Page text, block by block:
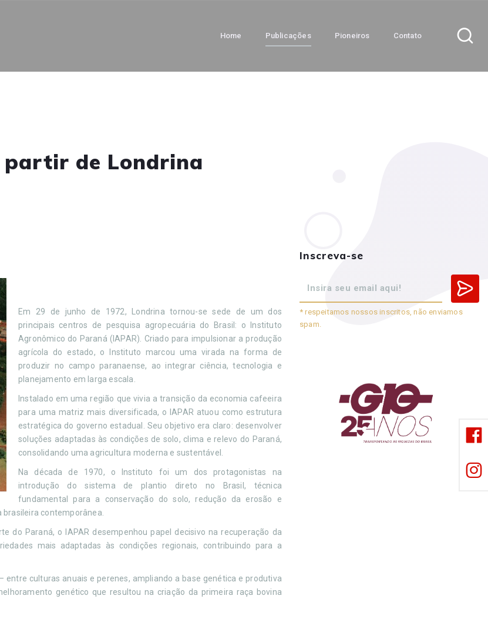
Home Publicações Pioneiros Contato
partir de Londrina
Em 29 de junho de 1972, Londrina tornou-se sede de um dos
principais centros de pesquisa agropecuária do Brasil: o Instituto
Agronômico do Paraná (IAPAR). Criado para impulsionar a produção
agrícola do estado, o Instituto marcou uma virada na forma de
produzir no campo paranaense, ao integrar ciência, tecnologia e
planejamento em larga escala.
Instalado em uma região que vivia a transição da economia cafeeira
para uma matriz mais diversificada, o IAPAR atuou como estrutura
estratégica do governo estadual. Seu objetivo era claro: desenvolver
soluções adaptadas às condições de solo, clima e relevo do Paraná,
consolidando uma agricultura moderna e sustentável.
Na década de 1970, o Instituto foi um dos protagonistas na
introdução do sistema de plantio direto no Brasil, técnica
fundamental para a conservação do solo, redução da erosão e
contemporânea.
do Paraná, o IAPAR desempenhou papel decisivo na recuperação da
mais adaptadas às condições regionais, contribuindo para a
culturas anuais e perenes, ampliando a base genética e produtiva
genético que resultou na criação da primeira raça bovina
Inscreva-se
* respeitamos nossos inscritos, não enviamos
spam.